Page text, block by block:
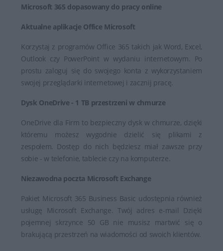
Microsoft 365 dopasowany do pracy online
Aktualne aplikacje Office Microsoft
Korzystaj z programów Office 365 takich jak Word, Excel,
Outlook czy PowerPoint w wydaniu internetowym. Po
prostu zaloguj się do swojego konta z wykorzystaniem
swojej przeglądarki internetowej i zacznij pracę.
Dysk OneDrive - 1 TB przestrzeni w chmurze
OneDrive dla Firm to bezpieczny dysk w chmurze, dzięki
któremu możesz wygodnie dzielić się plikami z
zespołem. Dostęp do nich będziesz miał zawsze przy
sobie - w telefonie, tablecie czy na komputerze.
Niezawodna poczta Microsoft Exchange
Pakiet Microsoft 365 Business Basic udostępnia również
usługę Microsoft Exchange. Twój adres e-mail Dzięki
pojemnej skrzynce 50 GB nie musisz martwić się o
brakującą przestrzeń na wiadomości od swoich klientów.